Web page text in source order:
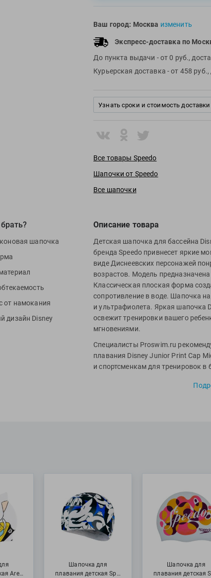
Ваш город: Москва изменить
Экспресс-доставка по
До пункта выдачи - от 0 руб.,
Курьерская доставка - от 458
Узнать сроки и стоимость
Все товары Speedo
Шапочки от Speedo
Все шапочки
шапочка
от намокания
дизайн Disney
Описание товара
Детская шапочка для бассейна
бренда Speedo привнесет яркие
виде Диснеевских персонажей
возрастов. Модель
Классическая плоская форма
сопротивление в воде. Шапочка
и ультрафиолета. Яркая шапочка
освежит тренировки вашего
мгновениями.
Специалисты Proswim.ru
плавания Disney Junior Print Cap
и спортсменкам для тренировок в
Are…
Шапочка для
плавания детская Sp…
Шапочка для
плавания детская